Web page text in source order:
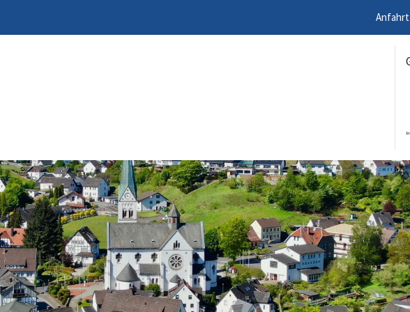
Anfahrt